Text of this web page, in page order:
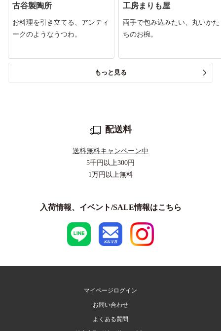
古谷製陶所
お料理を引き立てる、アンティ
ークのようなうつわ。
工房まりも屋
両手で包み込みたい、丸いかた
ちのお椀。
もっと見る
配送料
送料無料キャンペーン中
5千円以上300円
1万円以上無料
入荷情報、イベント/SALE情報はこちら
マイページログイン
お問い合わせ
よくある質問